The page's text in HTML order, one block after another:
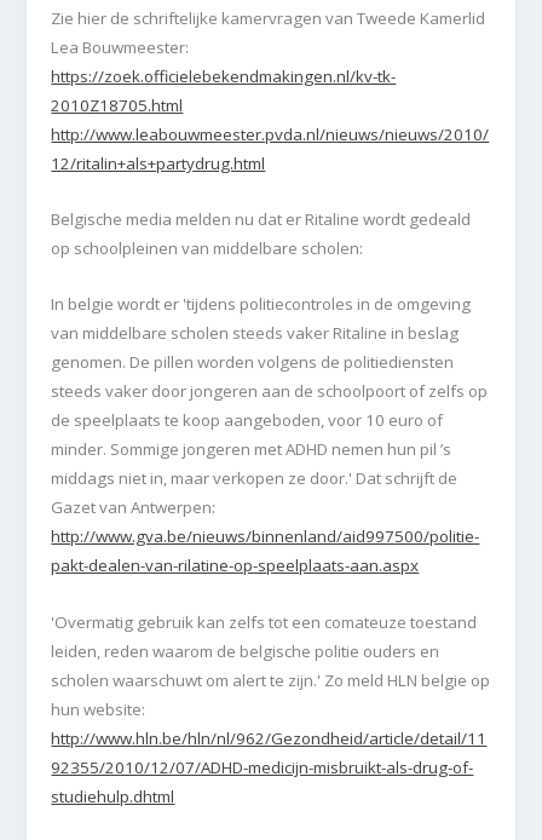
Zie hier de schriftelijke kamervragen van Tweede Kamerlid
Lea Bouwmeester:
https://zoek.officielebekendmakingen.nl/kv-tk-
2010Z18705.html
http://www.leabouwmeester.pvda.nl/nieuws/nieuws/2010/
12/ritalin+als+partydrug.html
Belgische media melden nu dat er Ritaline wordt gedeald
op schoolpleinen van middelbare scholen:
In belgiewordt er 'tijdens politiecontroles in de omgeving
van middelbare scholen steeds vaker Ritaline in beslag
genomen. De pillen worden volgens de politiediensten
steeds vaker door jongeren aan de schoolpoort of zelfs op
de speelplaats te koop aangeboden, voor 10 euro of
minder. Sommige jongeren met ADHD nemen hun pil ’s
middags niet in, maar verkopen ze door.' Dat schrijft de
Gazet van Antwerpen:
http://www.gva.be/nieuws/binnenland/aid997500/politie-
pakt-dealen-van-rilatine-op-speelplaats-aan.aspx
'Overmatig gebruik kan zelfs tot een comateuze toestand
leiden, reden waarom de belgische politie ouders en
scholen waarschuwt om alert te zijn.' Zo meld HLN belgie op
hun website:
http://www.hln.be/hln/nl/962/Gezondheid/article/detail/11
92355/2010/12/07/ADHD-medicijn-misbruikt-als-drug-of-
studiehulp.dhtml